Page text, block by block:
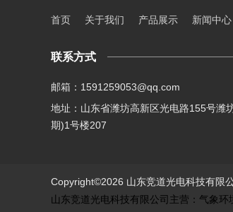
首页 关于我们 产品展示 新闻中心
联系方式
邮箱：1591259053@qq.com
地址：山东省潍坊高新区光电路155号潍
期)1号楼207
Copyright©2026 山东竞道光电科技有限
山东竞道光电科技有限公司主营：气象